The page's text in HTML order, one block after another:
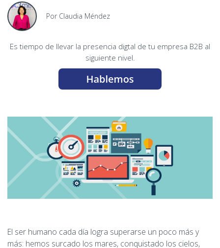
Por Claudia Méndez
Es tiempo de llevar la presencia digtal de tu empresa B2B al
siguiente nivel.
El ser humano cada día logra superarse un poco más y
más: hemos surcado los mares, conquistado los cielos,